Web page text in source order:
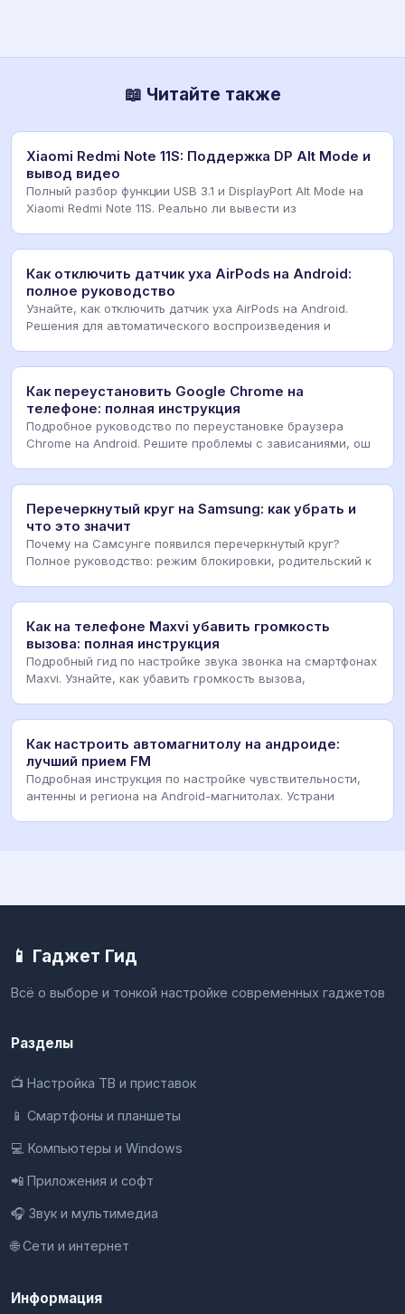
📖 Читайте также
Xiaomi Redmi Note 11S: Поддержка DP Alt Mode и
вывод видео
Полный разбор функции USB 3.1 и DisplayPort Alt Mode на
Xiaomi Redmi Note 11S. Реально ли вывести из
Как отключить датчик уха AirPods на Android:
полное руководство
Узнайте, как отключить датчик уха AirPods на Android.
Решения для автоматического воспроизведения и
Как переустановить Google Chrome на
телефоне: полная инструкция
Подробное руководство по переустановке браузера
Chrome на Android. Решите проблемы с зависаниями, ош
Перечеркнутый круг на Samsung: как убрать и
что это значит
Почему на Самсунге появился перечеркнутый круг?
Полное руководство: режим блокировки, родительский к
Как на телефоне Maxvi убавить громкость
вызова: полная инструкция
Подробный гид по настройке звука звонка на смартфонах
Maxvi. Узнайте, как убавить громкость вызова,
Как настроить автомагнитолу на андроиде:
лучший прием FM
Подробная инструкция по настройке чувствительности,
антенны и региона на Android-магнитолах. Устрани
📱 Гаджет Гид
Всё о выборе и тонкой настройке современных гаджетов
Разделы
📺 Настройка ТВ и приставок
📱 Смартфоны и планшеты
💻 Компьютеры и Windows
📲 Приложения и софт
🎧 Звук и мультимедиа
🌐 Сети и интернет
Информация